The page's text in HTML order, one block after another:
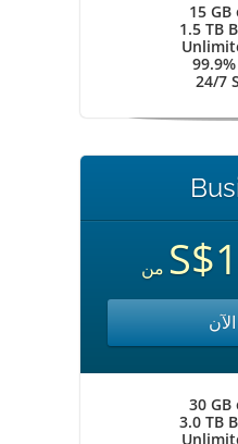
15
1.5 TB
24/7
30 GB
3.0 TB